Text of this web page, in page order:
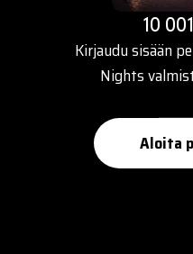
10
Kirjaudu sisään
Nights
Aloita